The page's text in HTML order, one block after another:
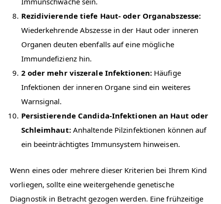
Rezidivierende tiefe Haut- oder Organabszesse:
Wiederkehrende Abszesse in der Haut oder inneren
Organen deuten ebenfalls auf eine mögliche
Immundefizienz hin.
2 oder mehr viszerale Infektionen:Häufige
Infektionen der inneren Organe sind ein weiteres
Warnsignal.
Persistierende Candida-Infektionen an Haut oder
Schleimhaut:Anhaltende Pilzinfektionen können auf
ein beeinträchtigtes Immunsystem hinweisen.
Wenn eines oder mehrere dieser Kriterien bei Ihrem Kind
vorliegen, sollte eine weitergehende genetische
Diagnostik in Betracht gezogen werden. Eine frühzeitige